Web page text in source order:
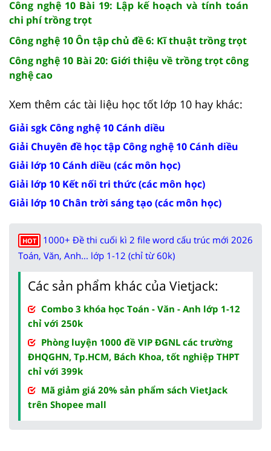
Công nghệ 10 Bài 19: Lập kế hoạch và tính toán
chi phí trồng trọt
Công nghệ 10 Ôn tập chủ đề 6: Kĩ thuật trồng trọt
Công nghệ 10 Bài 20: Giới thiệu về trồng trọt công
nghệ cao
Xem thêm các tài liệu học tốt lớp 10 hay khác:
Giải sgk Công nghệ 10 Cánh diều
Giải Chuyên đề học tập Công nghệ 10 Cánh diều
Giải lớp 10 Cánh diều (các môn học)
Giải lớp 10 Kết nối tri thức (các môn học)
Giải lớp 10 Chân trời sáng tạo (các môn học)
HOT
1000+ Đề thi cuối kì 2 file word cấu trúc mới 2026
Toán, Văn, Anh... lớp 1-12 (chỉ từ 60k)
Các sản phẩm khác của Vietjack:
Combo 3 khóa học Toán - Văn - Anh lớp 1-12
chỉ với 250k
Phòng luyện 1000 đề VIP ĐGNL các trường
ĐHQGHN, Tp.HCM, Bách Khoa, tốt nghiệp THPT
chỉ với 399k
Mã giảm giá 20% sản phẩm sách VietJack
trên Shopee mall